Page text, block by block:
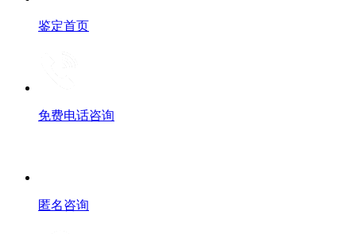
鉴定首页
免费电话咨询
匿名咨询